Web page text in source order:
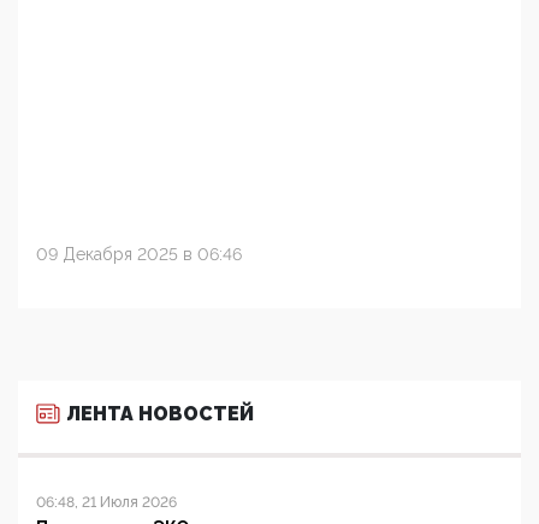
09 Декабря 2025 в 06:46
ЛЕНТА НОВОСТЕЙ
06:48, 21 Июля 2026